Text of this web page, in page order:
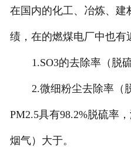
在国内的化工、冶炼、建
绩，在的燃煤电厂中也有
1.SO3的去除率（脱
2.微细粉尘去除率（
PM2.5具有98.2%脱硫率
烟气）大于。